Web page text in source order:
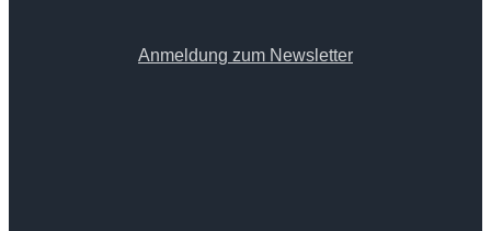
Anmeldung zum Newsletter